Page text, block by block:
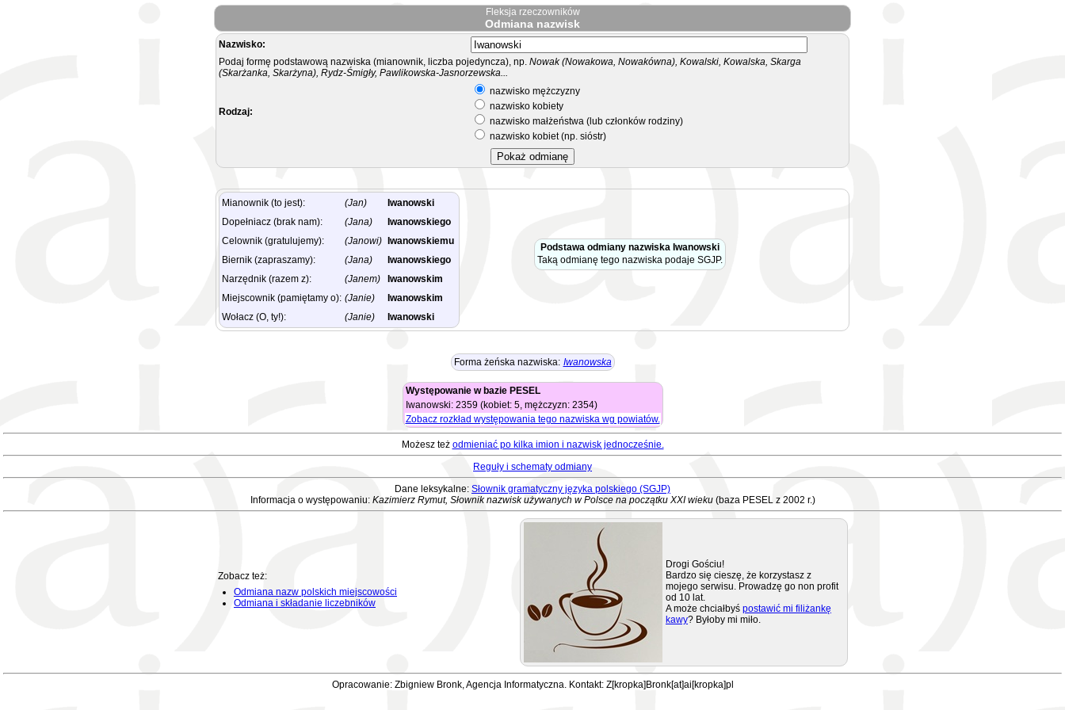
Fleksja rzeczowników
Odmiana nazwisk
Nazwisko:
Podaj formę podstawową nazwiska (mianownik, liczba pojedyncza), np. Nowak (Nowakowa, Nowakówna), Kowalski, Kowalska, Skarga
(Skarżanka, Skarżyna), Rydz-Śmigły, Pawlikowska-Jasnorzewska...
Rodzaj:
nazwisko mężczyzny
nazwisko kobiety
nazwisko małżeństwa (lub członków rodziny)
nazwisko kobiet (np. sióstr)
Mianownik (to jest): (Jan)
Iwanowski
Dopełniacz (brak nam):
(Jana)
Iwanowskiego
Celownik (gratulujemy):
(Janowi)
Iwanowskiemu
Biernik (zapraszamy):
(Jana)
Iwanowskiego
Narzędnik (razem z):
(Janem)
Iwanowskim
Miejscownik (pamiętamy o): (Janie)
Iwanowskim
Wołacz (O, ty!):
(Janie) Iwanowski
Podstawa odmiany nazwiska Iwanowski
Taką odmianę tego nazwiska podaje SGJP.
Forma żeńska nazwiska: Iwanowska
Występowanie w bazie PESEL
Iwanowski: 2359 (kobiet: 5, mężczyzn: 2354)
Zobacz rozkład występowania tego nazwiska wg powiatów.
Możesz też odmieniać po kilka imion i nazwisk jednocześnie.
Reguły i schematy odmiany
Dane leksykalne: Słownik gramatyczny języka polskiego (SGJP)
Informacja o występowaniu: Kazimierz Rymut, Słownik nazwisk używanych w Polsce na początku XXI wieku(baza PESEL z 2002 r.)
Zobacz też:
Odmiana nazw polskich miejscowości
Odmiana i składanie liczebników
Drogi Gościu!
Bardzo się cieszę, że korzystasz z
mojego serwisu. Prowadzę go non profit
od 10 lat.
A może chciałbyś postawić mi filiżankę
kawy? Byłoby mi miło.
Opracowanie: Zbigniew Bronk, Agencja Informatyczna. Kontakt: Z[kropka]Bronk[at]ai[kropka]pl